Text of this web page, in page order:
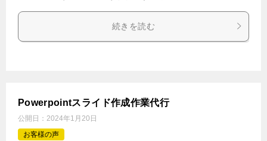
続きを読む
Powerpointスライド作成作業代行
公開日： 2024年1月20日
お客様の声